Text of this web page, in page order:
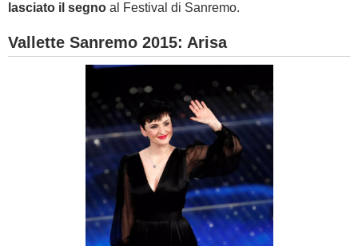
lasciato il segno al Festival di Sanremo.
Vallette Sanremo 2015: Arisa